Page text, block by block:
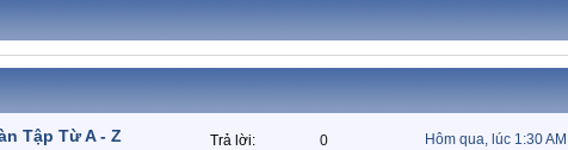
Tập Từ A - Z Trả lời
0
Hôm qua, lúc 1:30 AM